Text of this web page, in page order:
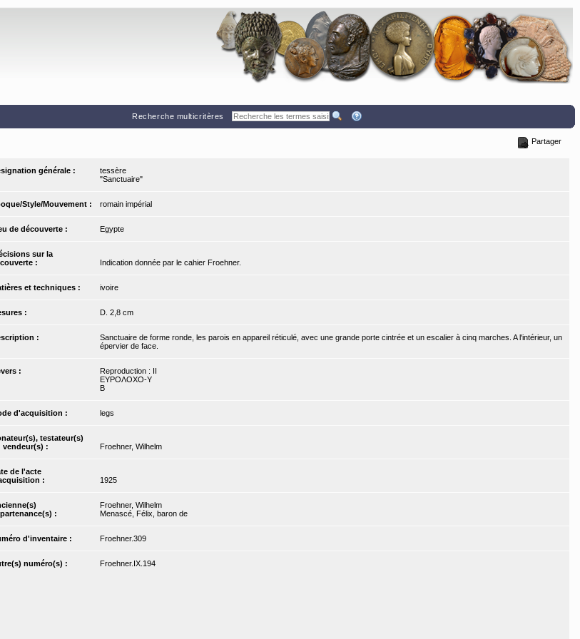
Recherche multicritères
Partager
générale :
tessère
"Sanctuaire"
Style/Mouvement : romain impérial
de découverte : Egypte
sur la
:
Indication donnée par le cahier Froehner.
et techniques : ivoire
: D. 2,8 cm
:
Sanctuaire de forme ronde, les parois en appareil réticulé, avec une grande porte cintrée et un escalier à cinq marches. A l'intérieur, un
épervier de face.
:
Reproduction : II
EYPOΛOXO-Y
B
d'acquisition : legs
testateur(s)
vendeur(s) :
Froehner, Wilhelm
de l'acte
:
1925
:
Froehner, Wilhelm
Menascé, Félix, baron de
d'inventaire : Froehner.309
numéro(s) : Froehner.IX.194